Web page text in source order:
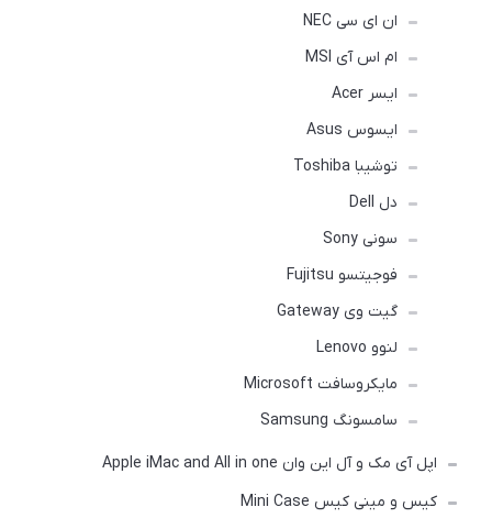
ان ای سی NEC
ام اس آی MSI
ایسر Acer
ایسوس Asus
توشیبا Toshiba
دل Dell
سونی Sony
فوجیتسو Fujitsu
گیت وی Gateway
لنوو Lenovo
مایکروسافت Microsoft
سامسونگ Samsung
اپل آی مک و آل این وان Apple iMac and All in one
کیس و مینی کیس Mini Case